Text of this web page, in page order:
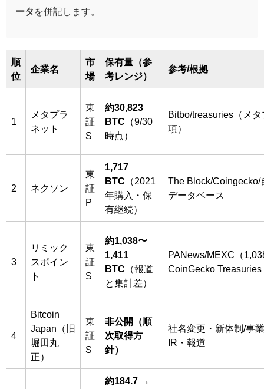
ータ を併記します。
順
位
企業名
市
場
保有量（参
考レンジ）
参考/根拠
1
メタプラ
ネット
東
証
S
約30,823
BTC （9/30
時点）
Bitbo/treasuries（メ
項）
2 ネクソン
東
証
P
1,717
BTC （2021
年購入・保
有継続）
The Block/Coingecko/
データベース
3
リミック
スポイン
ト
東
証
S
約1,038〜
1,411
BTC （報道
と集計差）
PANews/MEXC（
CoinGecko Treasuries
4
Bitcoin
Japan（旧
堀田丸
正）
東
証
S
非公開（順
次取得方
針）
社名変更・新体制/事
IR・報道
約184.7 →